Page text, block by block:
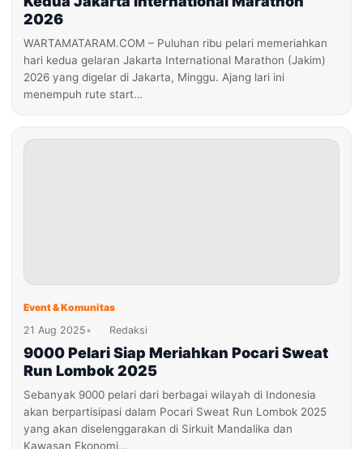
2026
WARTAMATARAM.COM – Puluhan ribu pelari memeriahkan
hari kedua gelaran Jakarta International Marathon (Jakim)
2026 yang digelar di Jakarta, Minggu. Ajang lari ini
menempuh rute start…
Event & Komunitas
21 Aug 2025• Redaksi
9000 Pelari Siap Meriahkan Pocari Sweat
Run Lombok 2025
Sebanyak 9000 pelari dari berbagai wilayah di Indonesia
akan berpartisipasi dalam Pocari Sweat Run Lombok 2025
yang akan diselenggarakan di Sirkuit Mandalika dan
Kawasan Ekonomi…